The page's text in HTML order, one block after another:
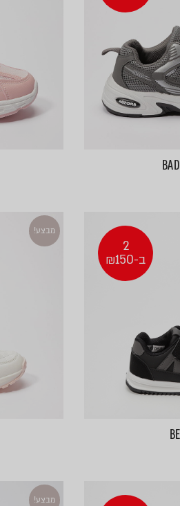
2
ב-₪150
מבצע!
מבצע!